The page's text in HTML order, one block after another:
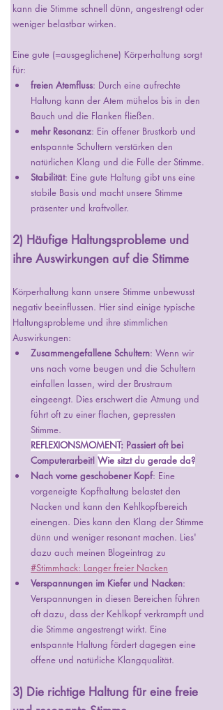
kann die Stimme schnell dünn, angestrengt oder
weniger belastbar wirken.
Eine gute (=ausgeglichene) Körperhaltung sorgt
für:
freien Atemfluss: Durch eine aufrechte
Haltung kann der Atem mühelos bis in den
Bauch und die Flanken fließen.
mehr Resonanz: Ein offener Brustkorb und
entspannte Schultern verstärken den
natürlichen Klang und die Fülle der Stimme.
Stabilität: Eine gute Haltung gibt uns eine
stabile Basis und macht unsere Stimme
präsenter und kraftvoller.
2) Häufige Haltungsprobleme und
ihre Auswirkungen auf die Stimme
Körperhaltung kann unsere Stimme unbewusst
negativ beeinflussen. Hier sind einige typische
Haltungsprobleme und ihre stimmlichen
Auswirkungen:
Zusammengefallene Schultern: Wenn wir
uns nach vorne beugen und die Schultern
einfallen lassen, wird der Brustraum
eingeengt. Dies erschwert die Atmung und
führt oft zu einer flachen, gepressten
Stimme.
REFLEXIONSMOMENT: Passiert oft bei
Computerarbeit! Wie sitzt du gerade da?
Nach vorne geschobener Kopf: Eine
vorgeneigte Kopfhaltung belastet den
Nacken und kann den Kehlkopfbereich
einengen. Dies kann den Klang der Stimme
dünn und weniger resonant machen. Lies'
dazu auch meinen Blogeintrag zu
#Stimmhack: Langer freier Nacken
Verspannungen im Kiefer und Nacken:
Verspannungen in diesen Bereichen führen
oft dazu, dass der Kehlkopf verkrampft und
die Stimme angestrengt wirkt. Eine
entspannte Haltung fördert dagegen eine
offene und natürliche Klangqualität.
3) Die richtige Haltung für eine freie